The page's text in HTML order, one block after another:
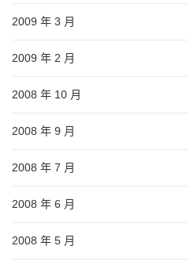
2009 年 3 月
2009 年 2 月
2008 年 10 月
2008 年 9 月
2008 年 7 月
2008 年 6 月
2008 年 5 月